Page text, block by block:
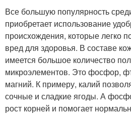
Все большую популярность
приобретает использование
происхождения, которые легко
вред для здоровья. В составе
имеется большое количество
микроэлементов. Это фосфор,
магний. К примеру, калий
сочные и сладкие ягоды. А
рост корней и помогает